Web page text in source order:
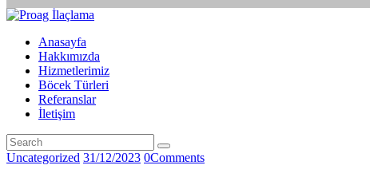
Anasayfa
Hakkımızda
Hizmetlerimiz
Böcek Türleri
Referanslar
İletişim
Uncategorized 31/12/2023 0Comments